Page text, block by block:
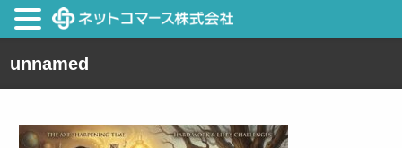
unnamed